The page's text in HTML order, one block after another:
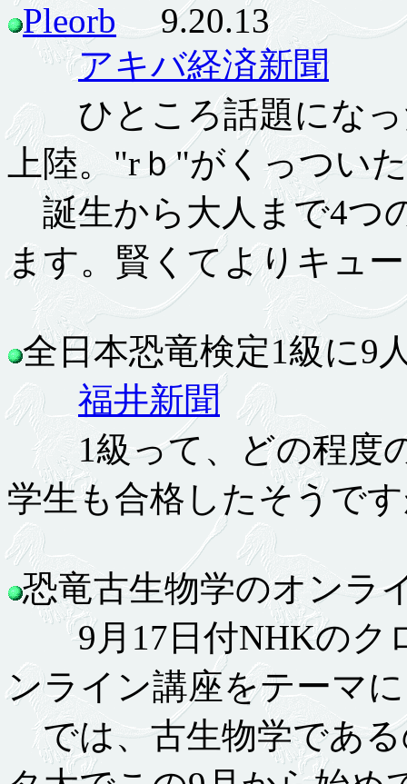
Pleorb 9.20.13
アキバ経済新聞
ひところ話題になっ
上陸。"rｂ"がくっつい
誕生から大人まで4つ
ます。賢くてよりキュ
全日本恐竜検定1級に9
福井新聞
1級って、どの程度
学生も合格したそうで
恐竜古生物学のオンラ
9月17日付NHKのク
ンライン講座をテーマ
では、古生物学であ